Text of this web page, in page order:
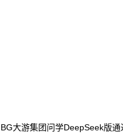
BG大游集团问学DeepSeek版